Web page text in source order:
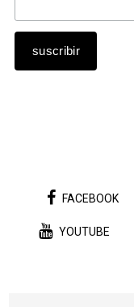
FACEBOOK
YOUTUBE